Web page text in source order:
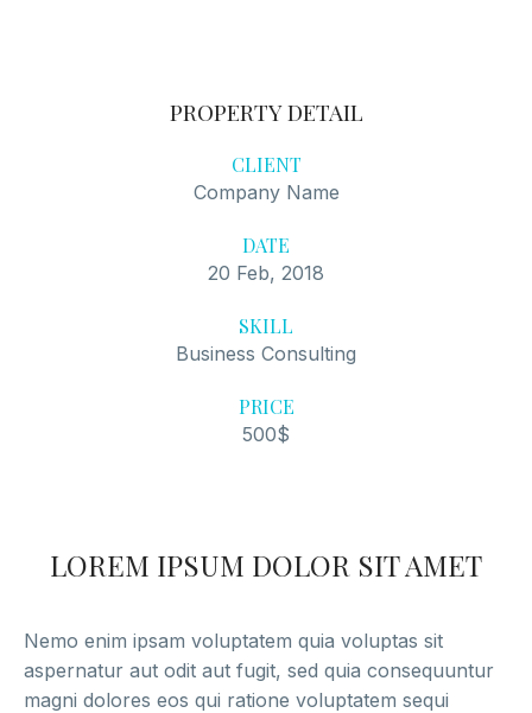
PROPERTY DETAIL
CLIENT
Company Name
DATE
20 Feb, 2018
SKILL
Business Consulting
PRICE
500$
LOREM IPSUM DOLOR SIT AMET
Nemo enim ipsam voluptatem quia voluptas sit
aspernatur aut odit aut fugit, sed quia consequuntur
magni dolores eos qui ratione voluptatem sequi